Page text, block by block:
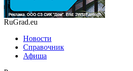
RuGrad.eu
Новости
Справочник
Афиша